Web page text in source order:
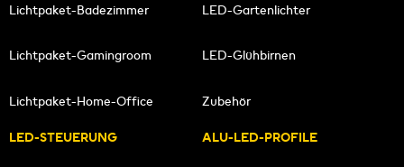
Lichtpaket-Badezimmer
Lichtpaket-Gamingroom
Lichtpaket-Home-Office
LED-Gartenlichter
LED-Glühbirnen
Zubehör
LED-STEUERUNG ALU-LED-PROFILE